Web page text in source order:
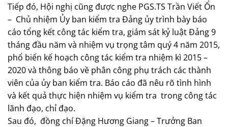
Tiếp đó, Hội nghị cũng được nghe PGS.TS Trần Viết Ổn
– Chủ nhiệm Ủy ban kiểm tra Đảng ủy trình bày báo
cáo tổng kết công tác kiểm tra, giám sát kỷ luật Đảng 9
tháng đầu năm và nhiệm vụ trọng tâm quý 4 năm 2015,
phổ biến kế hoạch công tác kiểm tra nhiệm kì 2015 –
2020 và thông báo về phân công phụ trách các thành
viên của ủy ban kiểm tra. Báo cáo đã nêu rõ tình hình
và kết quả thực hiện nhiệm vụ kiểm tra trong công tác
lãnh đạo, chỉ đạo.
Sau đó, đồng chí Đặng Hương Giang – Trưởng Ban